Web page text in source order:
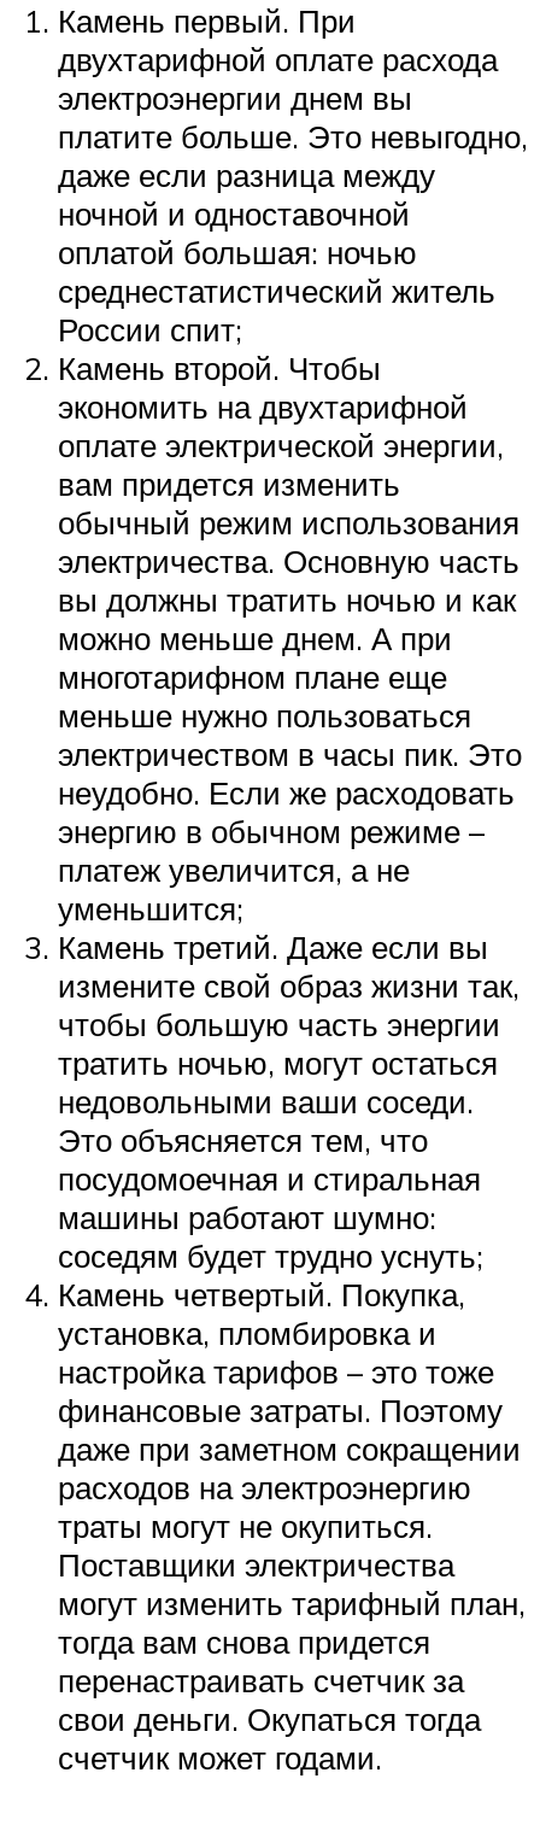
Камень первый. При
двухтарифной оплате расхода
электроэнергии днем вы
платите больше. Это невыгодно,
даже если разница между
ночной и одноставочной
оплатой большая: ночью
среднестатистический житель
России спит;
Камень второй. Чтобы
экономить на двухтарифной
оплате электрической энергии,
вам придется изменить
обычный режим использования
электричества. Основную часть
вы должны тратить ночью и как
можно меньше днем. А при
многотарифном плане еще
меньше нужно пользоваться
электричеством в часы пик. Это
неудобно. Если же расходовать
энергию в обычном режиме –
платеж увеличится, а не
уменьшится;
Камень третий. Даже если вы
измените свой образ жизни так,
чтобы большую часть энергии
тратить ночью, могут остаться
недовольными ваши соседи.
Это объясняется тем, что
посудомоечная и стиральная
машины работают шумно:
соседям будет трудно уснуть;
Камень четвертый. Покупка,
установка, пломбировка и
настройка тарифов – это тоже
финансовые затраты. Поэтому
даже при заметном сокращении
расходов на электроэнергию
траты могут не окупиться.
Поставщики электричества
могут изменить тарифный план,
тогда вам снова придется
перенастраивать счетчик за
свои деньги. Окупаться тогда
счетчик может годами.